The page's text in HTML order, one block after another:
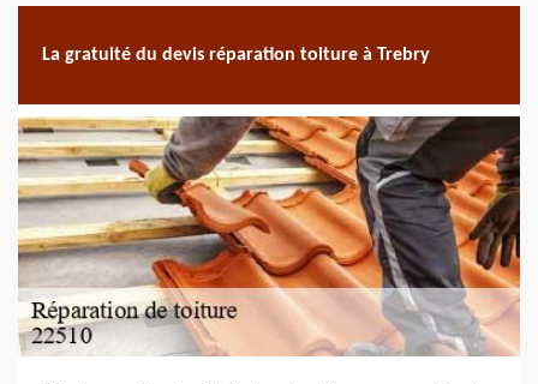
La gratuité du devis réparation toiture à Trebry